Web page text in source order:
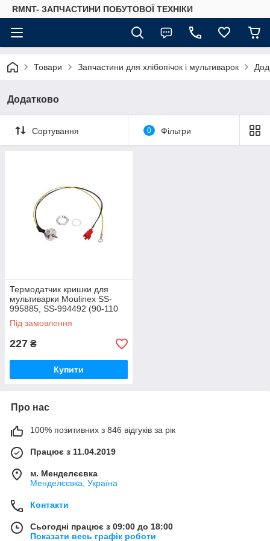
RMNT- ЗАПЧАСТИНИ ПОБУТОВОЇ ТЕХНІКИ
Товари Запчастини для хлібопічок і мультиварок
Додатково
Сортування 0 Фільтри
Термодатчик кришки для
мультиварки Moulinex SS-
995885, SS-994492 (90-110
kOm)
Під замовлення
227 ₴
Купити
Про нас
100% позитивних з 846 відгуків за рік
Працює з 11.04.2019
м. Менделєєвка
Менделєєвка, Україна
Контакти
Сьогодні працює з 09:00 до 18:00
Показати весь графік роботи